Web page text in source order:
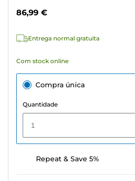
2
86,99 €
Entrega normal gratuita
Com stock online
Compra única
Quantidade
1
Repeat & Save 5%